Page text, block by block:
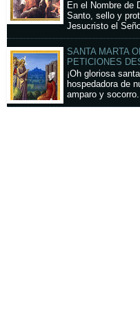
En el Nombre de
Santo, sello y
Jesucristo el
SANTA MARTA
PETICIONES
¡Oh gloriosa
hospedadora de
amparo y